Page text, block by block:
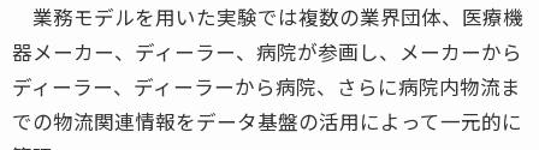
業務モデルを用いた実験では複数の業界団体、医療機
器メーカー、ディーラー、病院が参画し、メーカーから
ディーラー、ディーラーから病院、さらに病院内物流ま
での物流関連情報をデータ基盤の活用によって一元的に